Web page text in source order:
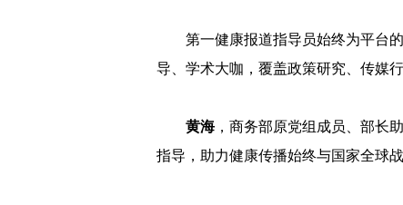
第一健康报道指导员始终为平台
导、学术大咖，覆盖政策研究、传媒
黄海，商务部原党组成员、部长
指导，助力健康传播始终与国家全球